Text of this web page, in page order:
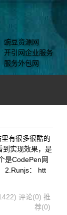
豌豆资源网
开引网企业服务
服务外包网
有很多很酷的
到实现效果，是
是CodePen网
2.Runjs： htt
评论(0) 推
荐(0)